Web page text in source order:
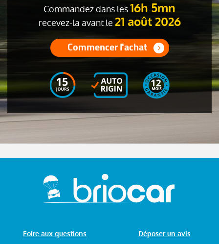
Commandez dans les16h 5mn
recevez-la avant le 21 août 2026
Commencer l'achat
Foire aux questions Déposer un avis